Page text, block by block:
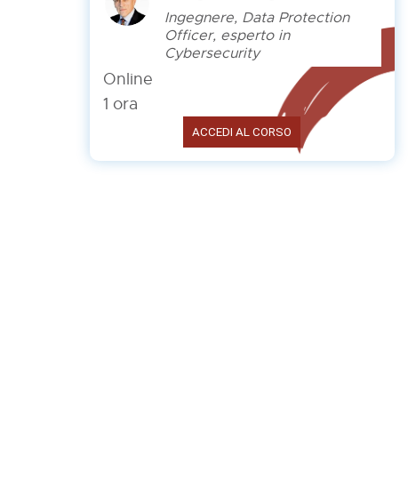
Ingegnere, Data Protection
Officer, esperto in
Cybersecurity
Online
1 ora
ACCEDI AL CORSO